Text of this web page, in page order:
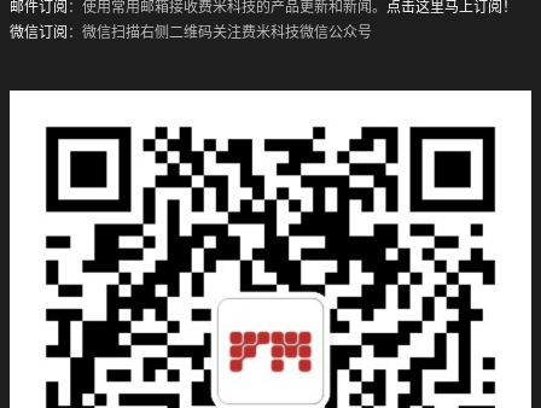
邮件订阅 ：使用常用邮箱接收费米科技的产品更新和新闻。 点击这里马上订阅！
微信订阅 ：微信扫描右侧二维码关注费米科技微信公众号